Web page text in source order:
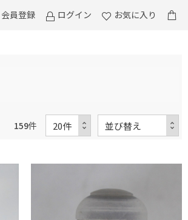
会員登録 ログイン お気に入り
159件